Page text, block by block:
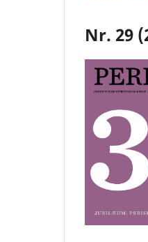
Nr. 29